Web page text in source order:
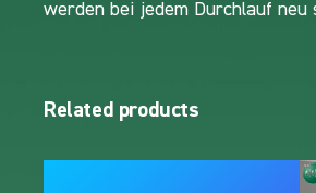
werden bei jedem Durchlauf
Related products